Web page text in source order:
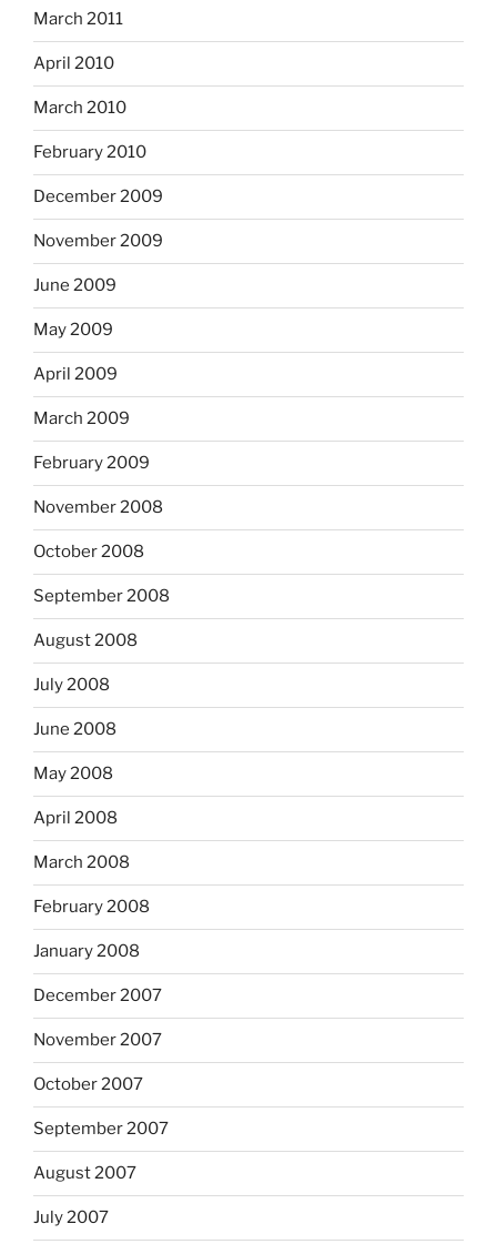
March 2011
April 2010
March 2010
February 2010
December 2009
November 2009
June 2009
May 2009
April 2009
March 2009
February 2009
November 2008
October 2008
September 2008
August 2008
July 2008
June 2008
May 2008
April 2008
March 2008
February 2008
January 2008
December 2007
November 2007
October 2007
September 2007
August 2007
July 2007